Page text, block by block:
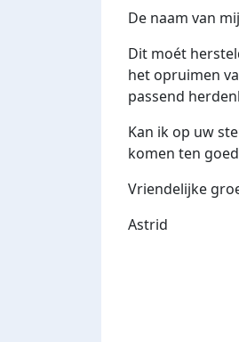
De naam van
Dit moét
het opruimen
passend
Kan ik op uw
komen ten
Vriendelijke
Astrid